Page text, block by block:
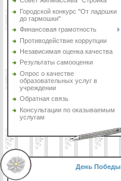
Городской конкурс "От ладошки
до гармошки"
Финансовая грамотность
Противодействие коррупции
Независимая оценка качества
Результаты самооценки
Опрос о качестве
образовательных услуг в
учреждении
Обратная связь
Консультации по оказываемым
услугам
День Победы